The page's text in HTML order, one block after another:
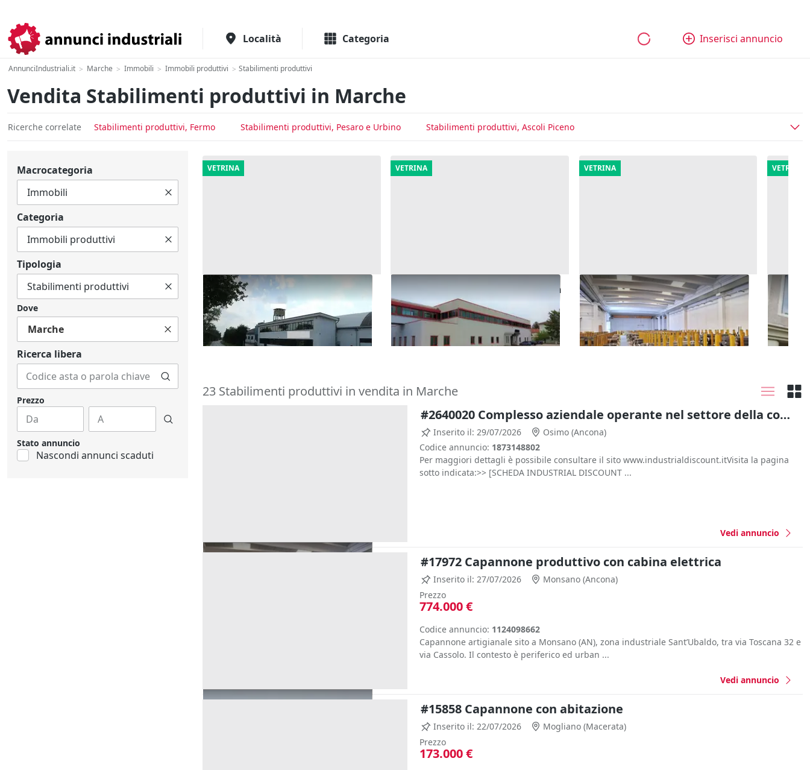
Località Categoria Inserisci annuncio
AnnunciIndustriali.it > Marche > Immobili > Immobili produttivi > Stabilimenti produttivi
Vendita Stabilimenti produttivi in Marche
Ricerche correlate Stabilimenti produttivi, Fermo Stabilimenti produttivi, Pesaro e Urbino Stabilimenti produttivi, Ascoli Piceno
Macrocategoria
Categoria
Tipologia
Dove
Marche
Ricerca libera
Prezzo
Stato annuncio
Nascondi annunci scaduti
VETRINA
#14420 Complesso produttivo con
terreno edificabile
Belvedere Ostrense (Ancona)
325.000 €
VETRINA
#17972 Capannone produttivo con
cabina elettrica
774.000 €
VETRINA
#2640020 Complesso aziendale
operante nel settore della
commercializzazione di metalli
ferrosi e non ferrosi
Osimo (Ancona)
VETRINA
23 Stabilimenti produttivi in vendita in Marche
#2640020 Complesso aziendale operante nel settore della commercializzazione di metalli ferrosi e non ferrosi
Inserito il: 29/07/2026 Osimo (Ancona)
Codice annuncio: 1873148802
Per maggiori dettagli è possibile consultare il sito www.industrialdiscount.itVisita la pagina
sotto indicata:>> [SCHEDA INDUSTRIAL DISCOUNT ...
Vedi annuncio
#17972 Capannone produttivo con cabina elettrica
Inserito il: 27/07/2026 Monsano (Ancona)
Prezzo
774.000 €
Codice annuncio: 1124098662
Capannone artigianale sito a Monsano (AN), zona industriale Sant’Ubaldo, tra via Toscana 32 e
via Cassolo. Il contesto è periferico ed urban ...
Vedi annuncio
#15858 Capannone con abitazione
Inserito il: 22/07/2026 Mogliano (Macerata)
Prezzo
173.000 €